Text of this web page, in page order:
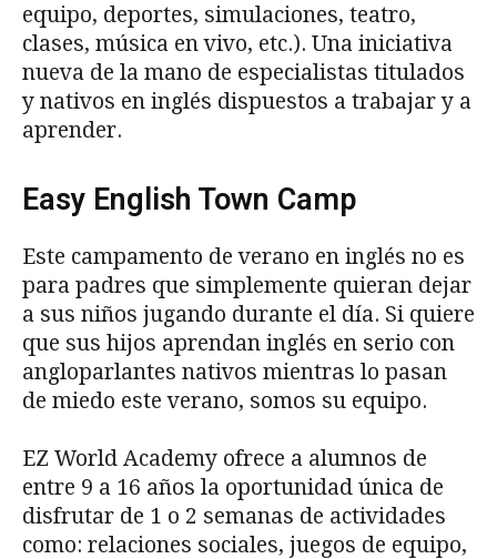
equipo, deportes, simulaciones, teatro,
clases, música en vivo, etc.). Una iniciativa
nueva de la mano de especialistas titulados
y nativos en inglés dispuestos a trabajar y a
aprender.
Easy English Town Camp
Este campamento de verano en inglés no es
para padres que simplemente quieran dejar
a sus niños jugando durante el día. Si quiere
que sus hijos aprendan inglés en serio con
angloparlantes nativos mientras lo pasan
de miedo este verano, somos su equipo.
EZ World Academy ofrece a alumnos de
entre 9 a 16 años la oportunidad única de
disfrutar de 1 o 2 semanas de actividades
como: relaciones sociales, juegos de equipo,